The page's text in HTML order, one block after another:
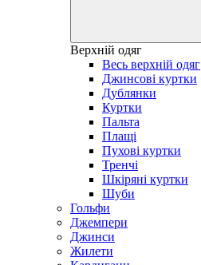
Верхній одяг
Весь верхній одяг
Джинсові куртки
Дублянки
Куртки
Пальта
Плащі
Пухові куртки
Тренчі
Шкіряні куртки
Шуби
Гольфи
Джемпери
Джинси
Жилети